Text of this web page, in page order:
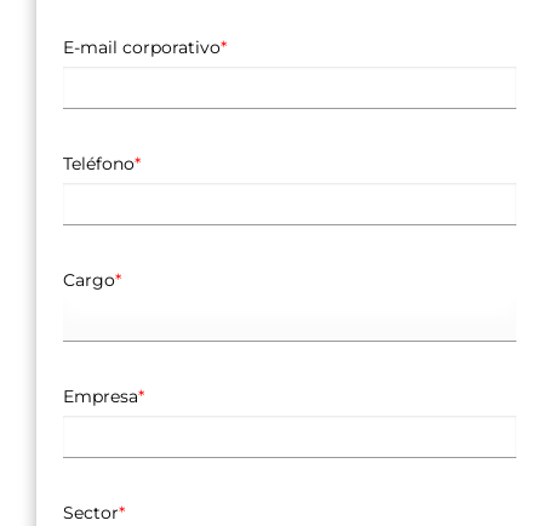
E-mail corporativo*
Teléfono*
Cargo*
Empresa*
Sector*